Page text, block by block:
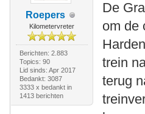
Roepers
Kilometervreter
Berichten: 2.883
Topics: 90
Lid sinds: Apr 2017
Bedankt: 3087
3333 x bedankt in
1413 berichten
De
om de
trein
terug